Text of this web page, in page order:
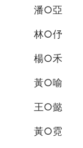
潘○亞
林○伃
楊○禾
黃○喻
王○懿
黃○霓